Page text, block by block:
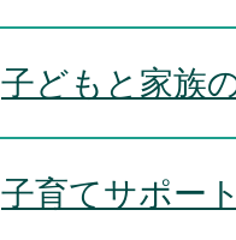
子どもと家族
子育てサポート